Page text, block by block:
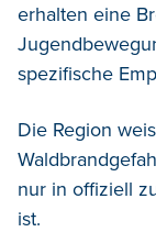
erhalten eine
spezifische
Die Region
nur in offiziell
ist.